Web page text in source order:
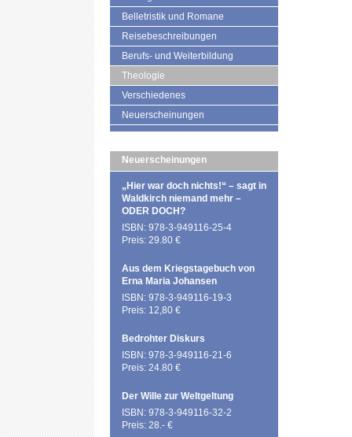
Belletristik und Romane
Reisebeschreibungen
Berufs- und Weiterbildung
Theologie
Verschiedenes
Neuerscheinungen
Neuerscheinungen
„Hier war doch nichts!“ – sagt in
Waldkirch niemand mehr –
ODER DOCH?
ISBN: 978-3-949116-25-4
Preis: 29.80 €
Aus dem Kriegstagebuch von
Erna Maria Johansen
ISBN: 978-3-949116-19-3
Preis: 12,80 €
Bedrohter Diskurs
ISBN: 978-3-949116-21-6
Preis: 24.80 €
Der Wille zur Weltgeltung
ISBN: 978-3-949116-32-2
Preis: 28.- €